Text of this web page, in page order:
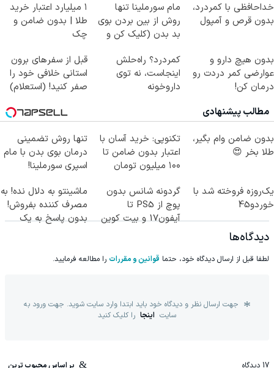
خداحافظی با کمردرد،
بدون قرص و آمپول
مام سورملینا تنها
روش از بین بردن بوی
بد بدن (کلیک کن و
۱ میلیارد اعتبار خرید
طلا | بدون ضامن و
چک
بدون هیچ دارو و
عوارضی کمر دردت رو
درمان کن!
کمردرد؟ راه‌حلش
اینجاست، نه توی
داروخونه
قبل از سفرهای برون
استانی خلافی خود را
صفر کنید! (استعلام)
مطالب پیشنهادی
بدون ضامن وام بگیر،
طلا بخر 😍
تکنوپی: خرید آسان با
اعتبار بدون ضامن تا
۱۰۰ میلیون تومان
تنها روش تضمینی
درمان بوی بدن با مام
اسپری سورملینا!
یک‌روزه فروخته شد با
خوردو45
گردونه شانس بدون
پوچ از PS5 تا
آیفون17 و بیت کوین
ماشینتو به دلال نده! به
مصرف کننده بفروش!
بدون پاسخ به یک
دیدگاه‌ها
لطفا قبل از ارسال دیدگاه خود، حتما قوانین و مقررات را مطالعه فرمایید.
جهت ارسال نظر و دیدگاه خود باید ابتدا وارد سایت شوید. جهت ورود به
سایت اینجا را کلیک کنید
17 دیدگاه بر اساس محبوب ترین